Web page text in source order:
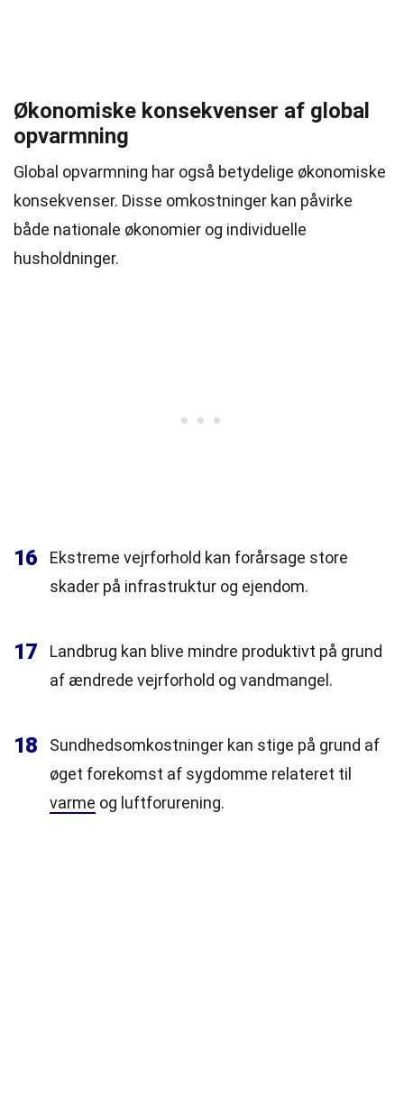
Økonomiske konsekvenser af global
opvarmning
Global opvarmning har også betydelige økonomiske
konsekvenser. Disse omkostninger kan påvirke
både nationale økonomier og individuelle
husholdninger.
16
Ekstreme vejrforhold kan forårsage store
skader på infrastruktur og ejendom.
17
Landbrug kan blive mindre produktivt på grund
af ændrede vejrforhold og vandmangel.
18
Sundhedsomkostninger kan stige på grund af
øget forekomst af sygdomme relateret til
varme og luftforurening.